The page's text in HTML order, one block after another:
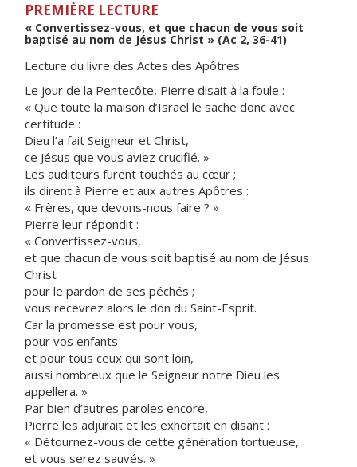
PREMIÈRE LECTURE
« Convertissez-vous, et que chacun de vous soit
baptisé au nom de Jésus Christ » (Ac 2, 36-41)
Lecture du livre des Actes des Apôtres
Le jour de la Pentecôte, Pierre disait à la foule :
« Que toute la maison d’Israël le sache donc avec
certitude :
Dieu l’a fait Seigneur et Christ,
ce Jésus que vous aviez crucifié. »
Les auditeurs furent touchés au cœur ;
ils dirent à Pierre et aux autres Apôtres :
« Frères, que devons-nous faire ? »
Pierre leur répondit :
« Convertissez-vous,
et que chacun de vous soit baptisé au nom de Jésus
Christ
pour le pardon de ses péchés ;
vous recevrez alors le don du Saint-Esprit.
Car la promesse est pour vous,
pour vos enfants
et pour tous ceux qui sont loin,
aussi nombreux que le Seigneur notre Dieu les
appellera. »
Par bien d’autres paroles encore,
Pierre les adjurait et les exhortait en disant :
« Détournez-vous de cette génération tortueuse,
et vous serez sauvés. »